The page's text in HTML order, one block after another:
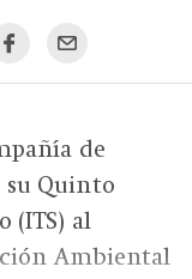
de
su Quinto
(ITS) al
Ambiental